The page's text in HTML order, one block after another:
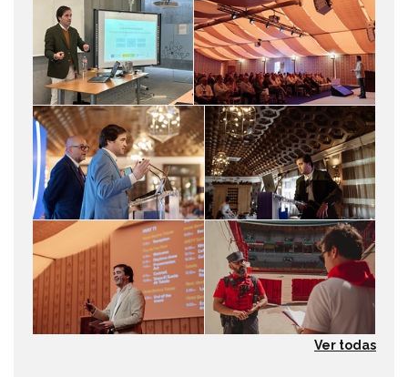
Ver todas